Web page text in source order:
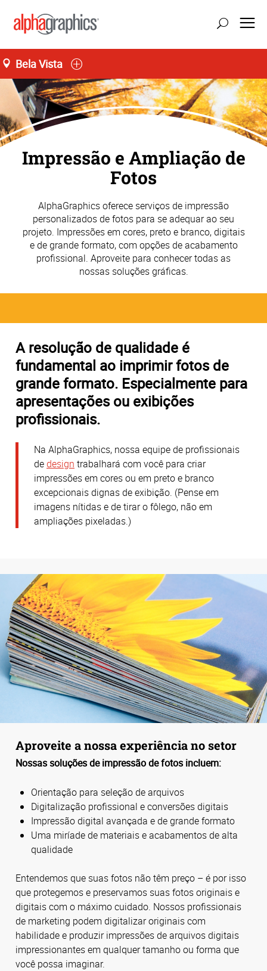
Bela Vista
Impressão e Ampliação de
Fotos
AlphaGraphics oferece serviços de impressão
personalizados de fotos para se adequar ao seu
projeto. Impressões em cores, preto e branco, digitais
e de grande formato, com opções de acabamento
profissional. Aproveite para conhecer todas as
nossas soluções gráficas.
A resolução de qualidade é
fundamental ao imprimir fotos de
grande formato. Especialmente para
apresentações ou exibições
profissionais.
Na AlphaGraphics, nossa equipe de profissionais
dedesign trabalhará com você para criar
impressões em cores ou em preto e branco
excepcionais dignas de exibição. (Pense em
imagens nítidas e de tirar o fôlego, não em
ampliações pixeladas.)
Aproveite a nossa experiência no setor
Nossas soluções de impressão de fotos incluem:
Orientação para seleção de arquivos
Digitalização profissional e conversões digitais
Impressão digital avançada e de grande formato
Uma miríade de materiais e acabamentos de alta
qualidade
Entendemos que suas fotos não têm preço – é por isso
que protegemos e preservamos suas fotos originais e
digitais com o máximo cuidado. Nossos profissionais
de marketing podem digitalizar originais com
habilidade e produzir impressões de arquivos digitais
impressionantes em qualquer tamanho ou forma que
você possa imaginar.